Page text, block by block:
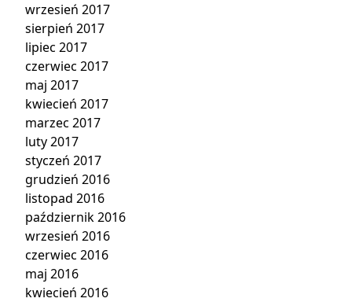
wrzesień 2017
sierpień 2017
lipiec 2017
czerwiec 2017
maj 2017
kwiecień 2017
marzec 2017
luty 2017
styczeń 2017
grudzień 2016
listopad 2016
październik 2016
wrzesień 2016
czerwiec 2016
maj 2016
kwiecień 2016